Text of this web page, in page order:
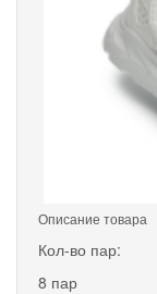
Описание товара
Кол-во пар:
8 пар